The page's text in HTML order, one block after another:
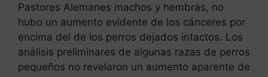
Pastores Alemanes machos y hembras, no
hubo un aumento evidente de los cánceres por
encima del de los perros dejados intactos. Los
análisis preliminares de algunas razas de perros
pequeños no revelaron un aumento aparente de